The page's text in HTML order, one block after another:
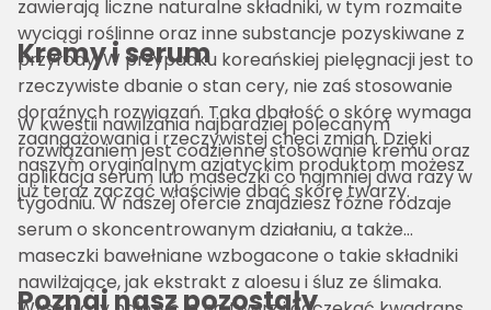
zawierają liczne naturalne składniki, w tym rozmaite
wyciągi roślinne oraz inne substancje pozyskiwane z
przyrody. W przypadku koreańskiej pielęgnacji jest to
rzeczywiste dbanie o stan cery, nie zaś stosowanie
doraźnych rozwiązań. Taka dbałość o skórę wymaga
zaangażowania i rzeczywistej chęci zmian. Dzięki
naszym oryginalnym azjatyckim produktom możesz
już teraz zacząć właściwie dbać skórę twarzy.
Kremy i serum
W kwestii nawilżania najbardziej polecanym
rozwiązaniem jest codzienne stosowanie kremu oraz
aplikacja serum lub maseczki co najmniej dwa razy w
tygodniu. W naszej ofercie znajdziesz różne rodzaje
serum o skoncentrowanym działaniu, a także
maseczki bawełniane wzbogacone o takie składniki
nawilżające, jak ekstrakt z aloesu i śluz ze ślimaka.
Poznaj nasz pozostały